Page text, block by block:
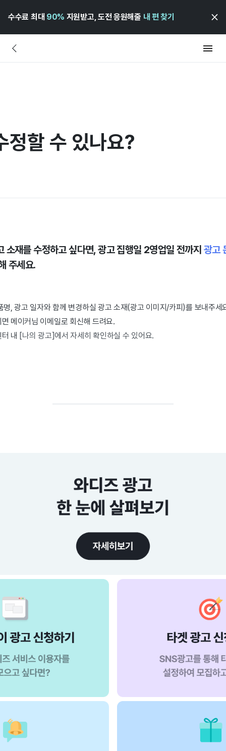
수수료 최대 90% 지원받고, 도전 응원해줄 내 편 찾기
정할 수 있나요?
소재를 수정하고 싶다면, 광고 집행일 2영업일 전까지 광고
주세요.
명, 광고 일자와 함께 변경하실 광고 소재(광고 이미지/카피)를 보내주세
메이커님 이메일로 회신해 드려요.
내 [나의 광고]에서 자세히 확인하실 수 있어요.